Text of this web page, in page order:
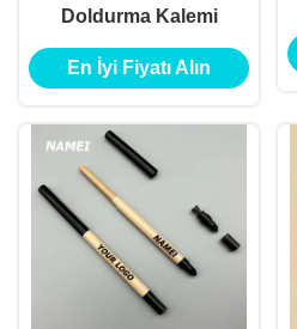
Doldurma Kalemi
En İyi Fiyatı Alın